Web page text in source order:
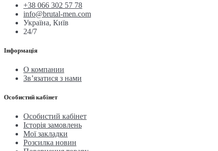
+38 066 302 57 78
info@brutal-men.com
Україна, Київ
24/7
Інформація
О компании
Зв’язатися з нами
Особистий кабінет
Особистий кабінет
Історія замовлень
Мої закладки
Розсилка новин